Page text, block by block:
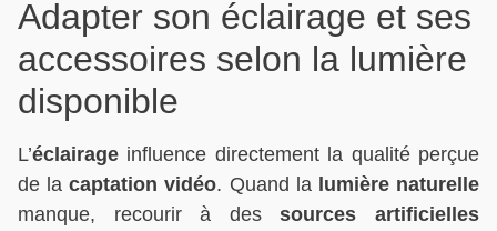
Adapter son éclairage et ses
accessoires selon la lumière
disponible
L’éclairage influence directement la qualité perçue
de lacaptation vidéo. Quand la lumière naturelle
manque, recourir à dessources artificielles